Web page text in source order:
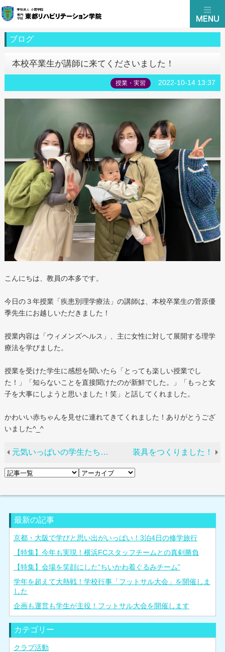
ブログ
本校卒業生が講師に来てくださいました！
授業・実習 2022-10-14 13:37
こんにちは、教員の本多です。
今日の３年授業「疾患別理学療法」の講師は、本校卒業生の菅原優
季先生にお越しいただきました！
授業内容は「ウィメンズヘルス」、主に女性に対して展開する理学
療法を学びました。
授業を受けた学生に感想を聞いたら「とっても楽しい授業でし
た！」「知らないことを直接聞けたのが新鮮でした。」「もっと女
子を大事にしようと思いました！笑」と話してくれました。
かわいい赤ちゃんを見せに連れてきてくれました！ありがとうござ
いました^_^
元気いっぱいの学生たちです！ 装具をつくりました！
最新の記事
京都・大阪で学びと思い出がいっぱい！3泊4日の修学旅行
【特集】今年も実現！横浜FCスタッフチームとの真剣勝負
【特集】会場を笑顔にした“ちいかわ着ぐるみチーム”
学年を超えて大熱戦！学校行事「フットサル大会」を開催しま
した
企画も運営も学生が主役！フットサル大会を開催します
カテゴリー
クラブ活動